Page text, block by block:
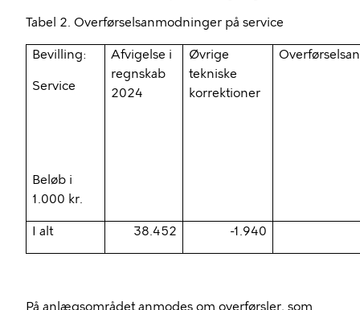
Tabel 2. Overførselsanmodninger på service
Bevilling:
Service
Beløb i
1.000 kr.
Afvigelse i
regnskab
2024
Øvrige
tekniske
korrektioner
I alt 38.452 -1.940
På anlægsområdet anmodes om overførsler, som